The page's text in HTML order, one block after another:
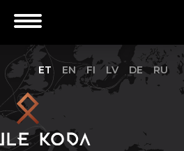
ET EN FI LV DE RU